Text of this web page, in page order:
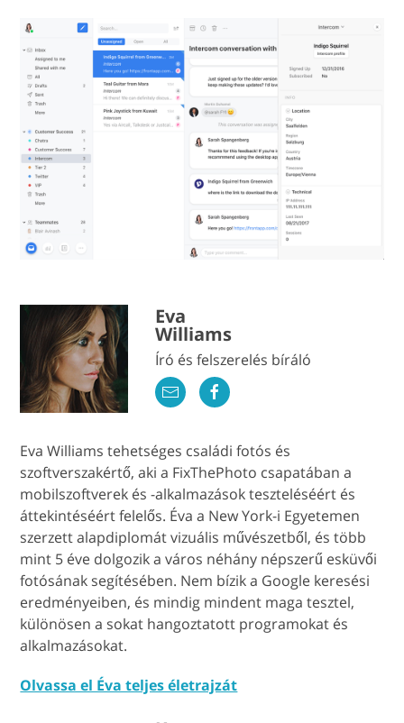
Eva
Williams
Író és felszerelés bíráló
Eva Williams tehetséges családi fotós és
szoftverszakértő, aki a FixThePhoto csapatában a
mobilszoftverek és -alkalmazások teszteléséért és
áttekintéséért felelős. Éva a New York-i Egyetemen
szerzett alapdiplomát vizuális művészetből, és több
mint 5 éve dolgozik a város néhány népszerű esküvői
fotósának segítésében. Nem bízik a Google keresési
eredményeiben, és mindig mindent maga tesztel,
különösen a sokat hangoztatott programokat és
alkalmazásokat.
Olvassa el Éva teljes életrajzát